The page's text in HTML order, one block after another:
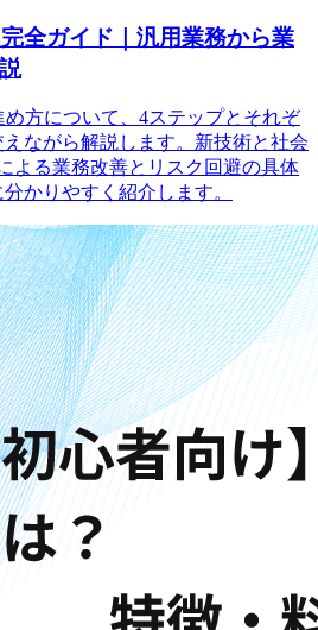
全ガイド｜汎用業務から業
方について、4ステップとそれぞ
ながら解説します。新技術と社会
よる業務改善とリスク回避の具体
かりやすく紹介します。